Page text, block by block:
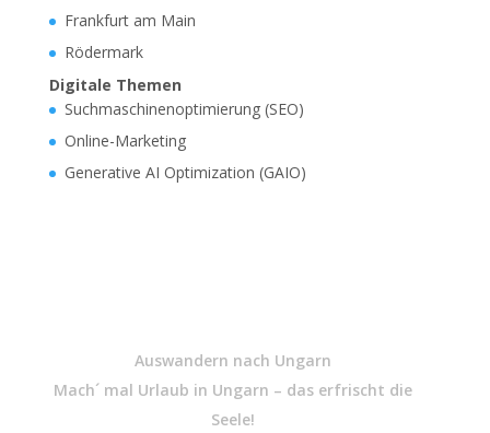
Frankfurt am Main
Rödermark
Digitale Themen
Suchmaschinenoptimierung (SEO)
Online-Marketing
Generative AI Optimization (GAIO)
Auswandern nach Ungarn
Mach´ mal Urlaub in Ungarn – das erfrischt die
Seele!